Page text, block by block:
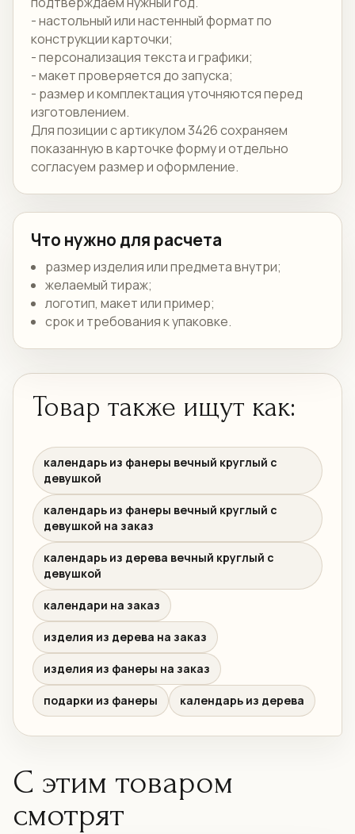
- настольный или настенный формат по
конструкции карточки;
- персонализация текста и графики;
- макет проверяется до запуска;
- размер и комплектация уточняются перед
изготовлением.
Для позиции с артикулом 3426 сохраняем
показанную в карточке форму и отдельно
согласуем размер и оформление.
Что нужно для расчета
размер изделия или предмета внутри;
желаемый тираж;
логотип, макет или пример;
срок и требования к упаковке.
Товар также ищут как:
календарь из фанеры вечный круглый с
девушкой
календарь из фанеры вечный круглый с
девушкой на заказ
календарь из дерева вечный круглый с
девушкой
календари на заказ
изделия из дерева на заказ
изделия из фанеры на заказ
подарки из фанеры календарь из дерева
С этим товаром
смотрят